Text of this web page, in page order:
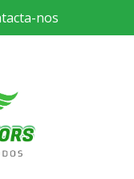
nos